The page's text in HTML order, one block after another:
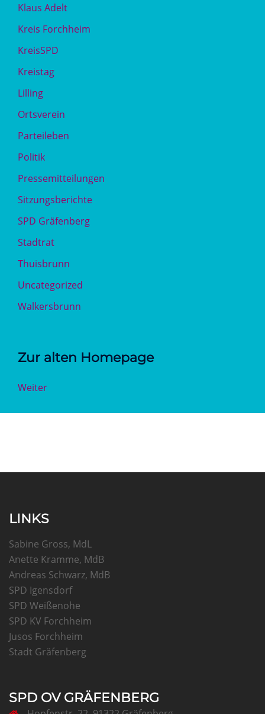
Klaus Adelt
Kreis Forchheim
KreisSPD
Kreistag
Lilling
Ortsverein
Parteileben
Politik
Pressemitteilungen
Sitzungsberichte
SPD Gräfenberg
Stadtrat
Thuisbrunn
Uncategorized
Walkersbrunn
Zur alten Homepage
Weiter
LINKS
Sabine Gross, MdL
Anette Kramme, MdB
Andreas Schwarz, MdB
SPD Igensdorf
SPD Weißenohe
SPD KV Forchheim
Jusos Forchheim
Stadt Gräfenberg
SPD OV GRÄFENBERG